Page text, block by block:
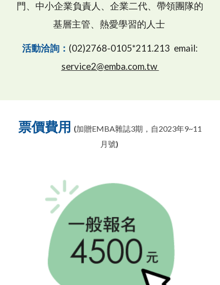
門、中小企業負責人、企業二代、帶領團隊的
基層主管、熱愛學習的人士
活動洽詢： (02)2768-0105*211.213 email:
service2@emba.com.tw
票價費用 (加贈EMBA雜誌3期，自2023年9~11
月號)